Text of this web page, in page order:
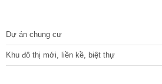
Dự án chung cư
Khu đô thị mới, liền kề, biệt thự